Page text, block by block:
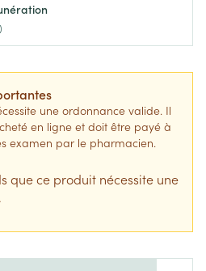
une ordonnance valide. Il
en ligne et doit être payé à
examen par le pharmacien.
que ce produit nécessite une